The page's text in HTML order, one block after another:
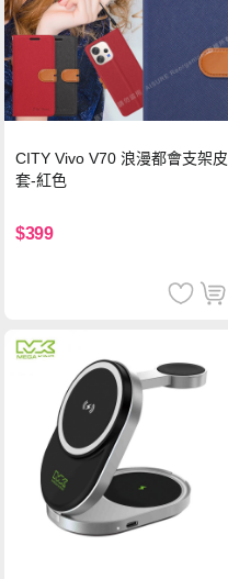
CITY Vivo V70 浪漫都會支架皮
套-紅色
$399